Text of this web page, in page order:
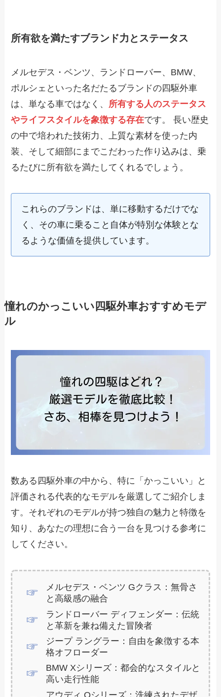
所有欲を満たすブランド力とステータス
メルセデス・ベンツ、ランドローバー、BMW、
ポルシェといった名だたるブランドの四駆外車
は、単なる車ではなく、 所有する人のステータス
やライフスタイルを象徴する存在です。 長い歴史
の中で培われた技術力、上質な素材を使った内
装、そして細部にまでこだわった作り込みは、乗
るたびに所有欲を満たしてくれるでしょう。
これらのブランドは、単に移動するだけでな
く、その車に乗ること自体が特別な体験とな
るような価値を提供しています。
憧れのかっこいい四駆外車おすすめモデ
ル
数ある四駆外車の中から、特に「かっこいい」と
評価される代表的なモデルを厳選してご紹介しま
す。それぞれのモデルが持つ独自の魅力と特徴を
知り、あなたの理想に合う一台を見つける参考に
してください。
メルセデス・ベンツ Gクラス：無骨さ
と高級感の融合
ランドローバー ディフェンダー：伝統
と革新を兼ね備えた冒険者
ジープ ラングラー：自由を象徴する本
格オフローダー
BMW Xシリーズ：都会的なスタイルと
高い走行性能
アウディ Qシリーズ：洗練されたデザ